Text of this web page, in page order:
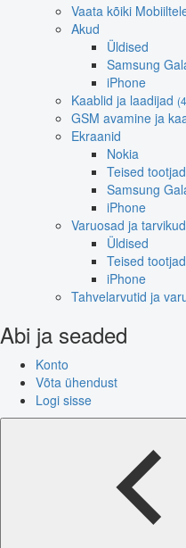
Vaata kõiki
Akud
Üldised
Samsung
iPhone
Kaablid ja laadijad
GSM avamine ja
Ekraanid
Nokia
Teised tootjad
Samsung
iPhone
Varuosad ja tarvikud
Üldised
Teised tootjad
iPhone
Tahvelarvutid ja
Abi ja seaded
Konto
Võta ühendust
Logi sisse